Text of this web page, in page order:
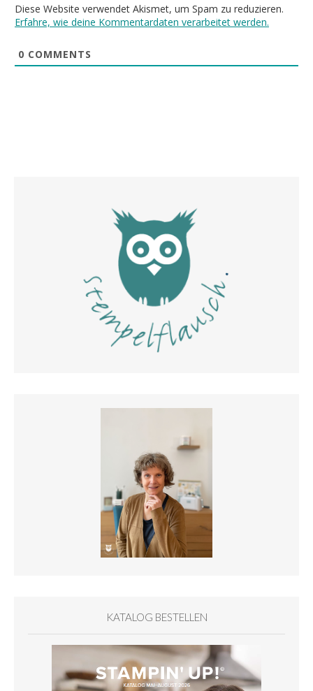
Diese Website verwendet Akismet, um Spam zu reduzieren.
Erfahre, wie deine Kommentardaten verarbeitet werden.
0 COMMENTS
KATALOG BESTELLEN